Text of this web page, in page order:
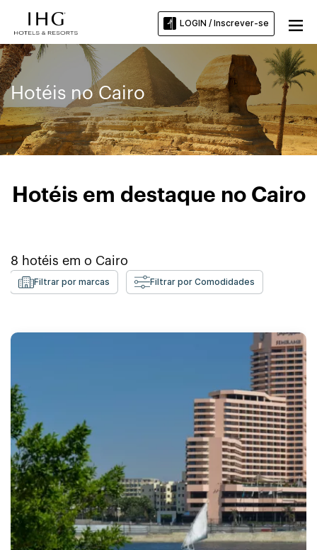
LOGIN / Inscrever-se
Hotéis no Cairo
Hotéis em destaque no Cairo
8 hotéis em o Cairo
Filtrar por marcas Filtrar por Comodidades